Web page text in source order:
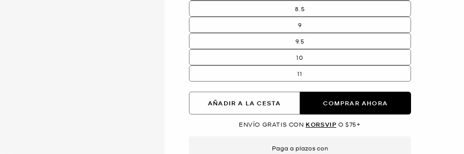
8.5
9
9.5
10
11
AÑADIR A LA CESTA COMPRAR AHORA
ENVÍO GRATIS CON KORSVIP O $75+
Paga a plazos con